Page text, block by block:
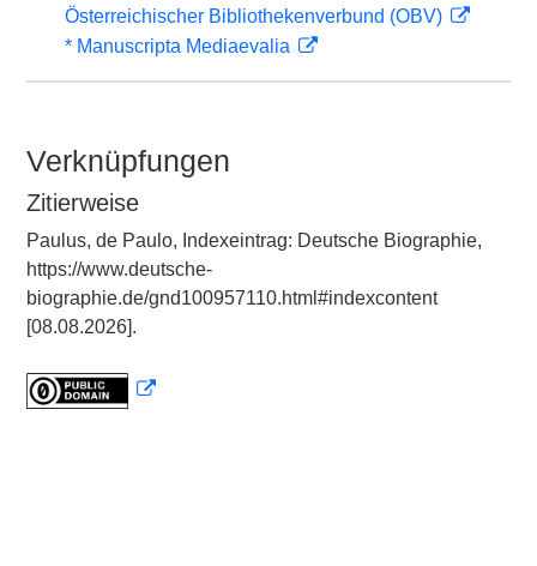
Österreichischer Bibliothekenverbund (OBV)
* Manuscripta Mediaevalia
Verknüpfungen
Zitierweise
Paulus, de Paulo, Indexeintrag: Deutsche Biographie,
https://www.deutsche-
biographie.de/gnd100957110.html#indexcontent
[08.08.2026].